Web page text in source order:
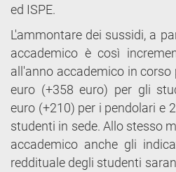
ed ISPE.
L'ammontare dei sussidi, a
accademico è così
all'anno accademico in
euro (+358 euro) per gli
euro (+210) per i pendolari e
studenti in sede. Allo stesso
accademico anche gli
reddituale degli studenti